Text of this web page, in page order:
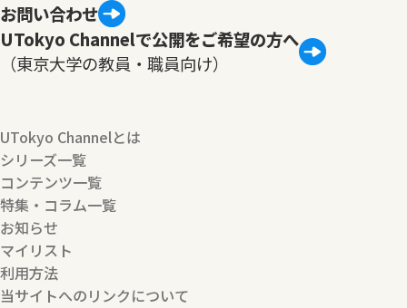
お問い合わせ
UTokyo Channelで公開をご希望の方へ
（東京大学の教員・職員向け）
UTokyo Channelとは
シリーズ一覧
コンテンツ一覧
特集・コラム一覧
お知らせ
マイリスト
利用方法
当サイトへのリンクについて